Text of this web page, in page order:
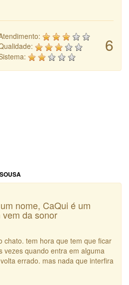
6
nome, CaQui é um
da sonor
chato. tem hora que tem que ficar
vezes quando entra em alguma
errado. mas nada que interfira